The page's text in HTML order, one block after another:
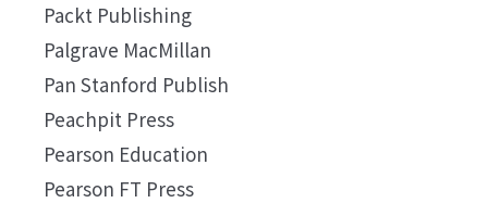
Packt Publishing
Palgrave MacMillan
Pan Stanford Publish
Peachpit Press
Pearson Education
Pearson FT Press